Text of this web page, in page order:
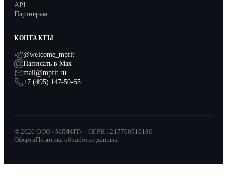
API
Партнёрам
КОНТАКТЫ
@welcome_mpfit
Написать в Max
mail@mpfit.ru
+7 (495) 147-50-65
© 2026 ООО «МПФИТ» · ОГРН 1217700510180
ОфертаПолитика обработки данных